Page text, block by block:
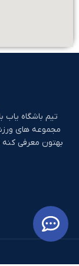
تیم باشگاه یاب
مجموعه های
بهتون معرفی کنه